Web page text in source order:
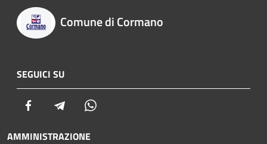
Comune di Cormano
SEGUICI SU
Facebook Telegram
AMMINISTRAZIONE